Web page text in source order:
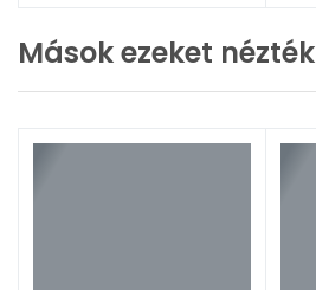
Mások ezeket nézték